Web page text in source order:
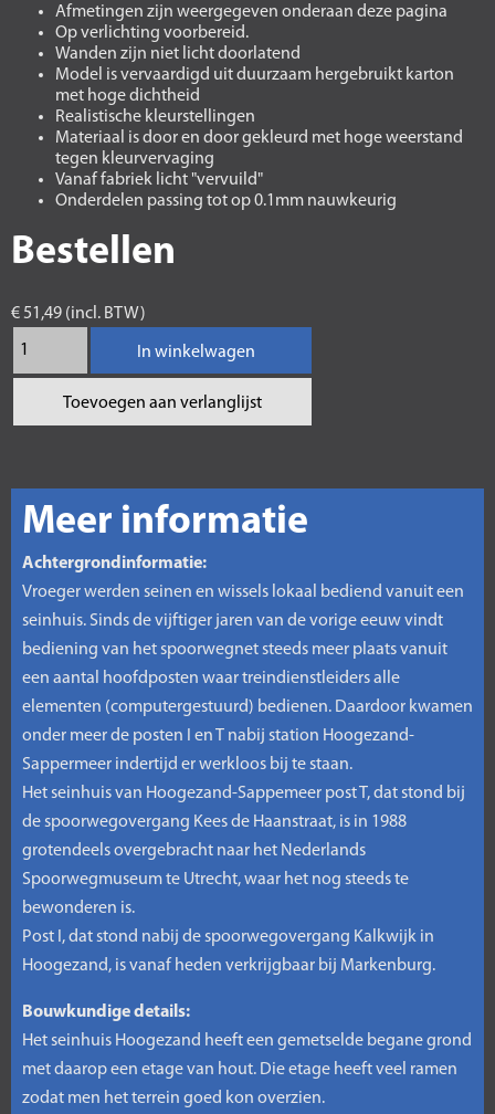
Afmetingen zijn weergegeven onderaan deze pagina
Op verlichting voorbereid.
Wanden zijn niet licht doorlatend
Model is vervaardigd uit duurzaam hergebruikt karton
met hoge dichtheid
Realistische kleurstellingen
Materiaal is door en door gekleurd met hoge weerstand
tegen kleurvervaging
Vanaf fabriek licht "vervuild"
Onderdelen passing tot op 0.1mm nauwkeurig
Bestellen
€ 51,49 (incl. BTW)
In winkelwagen
Toevoegen aan verlanglijst
Meer informatie
Achtergrondinformatie:
Vroeger werden seinen en wissels lokaal bediend vanuit een
seinhuis. Sinds de vijftiger jaren van de vorige eeuw vindt
bediening van het spoorwegnet steeds meer plaats vanuit
een aantal hoofdposten waar treindienstleiders alle
elementen (computergestuurd) bedienen. Daardoor kwamen
onder meer de posten I en T nabij station Hoogezand-
Sappermeer indertijd er werkloos bij te staan.
Het seinhuis van Hoogezand-Sappemeer post T, dat stond bij
de spoorwegovergang Kees de Haanstraat, is in 1988
grotendeels overgebracht naar het Nederlands
Spoorwegmuseum te Utrecht, waar het nog steeds te
bewonderen is.
Post I, dat stond nabij de spoorwegovergang Kalkwijk in
Hoogezand, is vanaf heden verkrijgbaar bij Markenburg.
Bouwkundige details:
Het seinhuis Hoogezand heeft een gemetselde begane grond
met daarop een etage van hout. Die etage heeft veel ramen
zodat men het terrein goed kon overzien.